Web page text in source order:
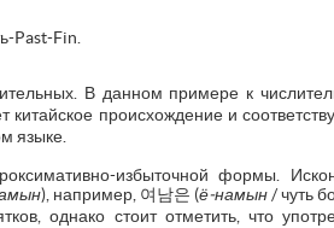
Past-Fin.
В данном примере к
китайское происхождение и
языке.
избыточной формы.
), например, 여남은 (ё-намын / чуть
однако стоит отметить, что